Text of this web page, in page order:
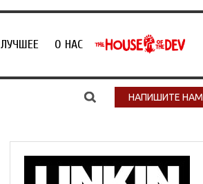
ЛУЧШЕЕ О НАС
НАПИШИТЕ НАМ